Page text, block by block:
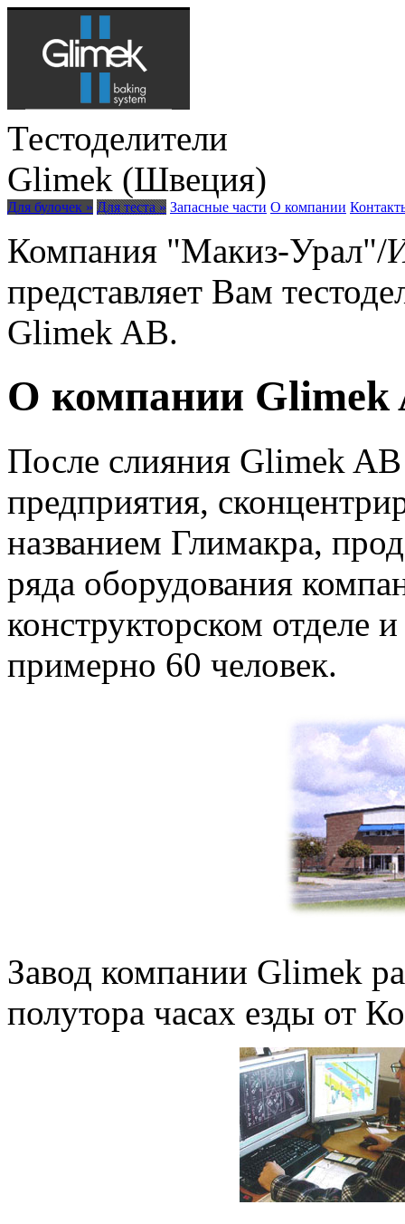
Тестоделители
Glimek (Швеция)
Для булочек » Для теста » Запасные части О компании
Компания "Макиз-
представляет Вам
Glimek AB.
О компании Glimek
После слияния Glimek
предприятия,
названием Глимакра,
ряда оборудования
конструкторском отделе
примерно 60 человек.
Завод компании Glimek
полутора часах езды от